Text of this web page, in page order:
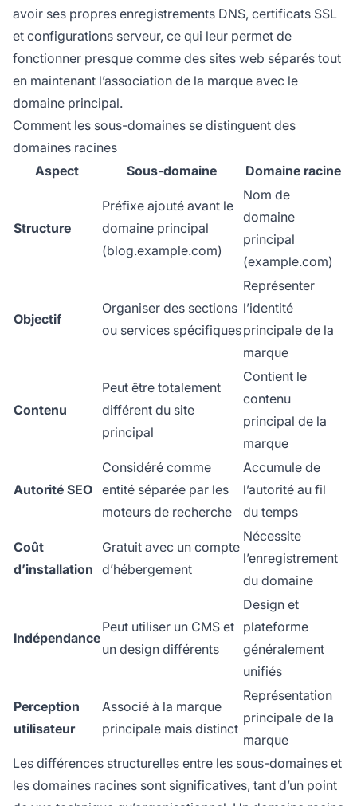
avoir ses propres enregistrements DNS, certificats SSL
et configurations serveur, ce qui leur permet de
fonctionner presque comme des sites web séparés tout
en maintenant l’association de la marque avec le
domaine principal.
Comment les sous-domaines se distinguent des
domaines racines
Aspect
Sous-domaine Domaine racine
Structure
Préfixe ajouté avant le
domaine principal
(blog.example.com)
Nom de
domaine
principal
(example.com)
Objectif
Organiser des sections
ou services spécifiques
Représenter
l’identité
principale de la
marque
Contenu
Peut être totalement
différent du site
principal
Contient le
contenu
principal de la
marque
Autorité SEO
Considéré comme
entité séparée par les
moteurs de recherche
Accumule de
l’autorité au fil
du temps
Coût
d’installation
Gratuit avec un compte
d’hébergement
Nécessite
l’enregistrement
du domaine
Indépendance
Peut utiliser un CMS et
un design différents
Design et
plateforme
généralement
unifiés
Perception
utilisateur
Associé à la marque
principale mais distinct
Représentation
principale de la
marque
Les différences structurelles entre les sous-domaines et
les domaines racines sont significatives, tant d’un point